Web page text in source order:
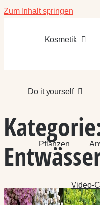
Zum Inhalt springen
Kosmetik
Do it yourself
Pflanzen
Video-